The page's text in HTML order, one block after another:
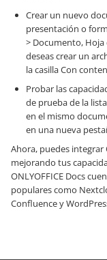
Crear un nuevo
presentación o
> Documento, Hoja
deseas crear un
la casilla Con
Probar las
de prueba de la
en el mismo
en una nueva
Ahora, puedes integrar
mejorando tus
ONLYOFFICE Docs
populares como
Confluence y